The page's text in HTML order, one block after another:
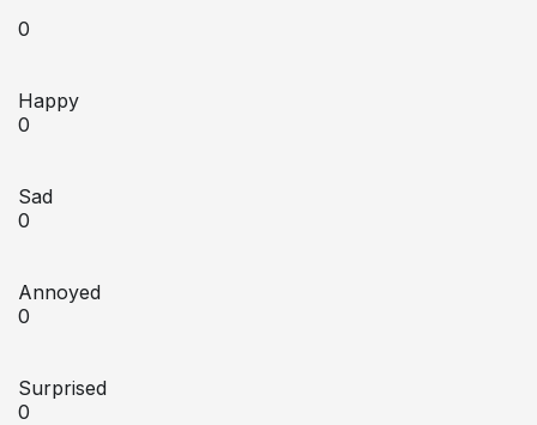
0
Happy
0
Sad
0
Annoyed
0
Surprised
0